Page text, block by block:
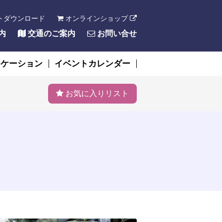
ダウンロード オンラインショップ
交通のご案内 お問い合せ
ーション イベントカレンダー
お気に入りリスト